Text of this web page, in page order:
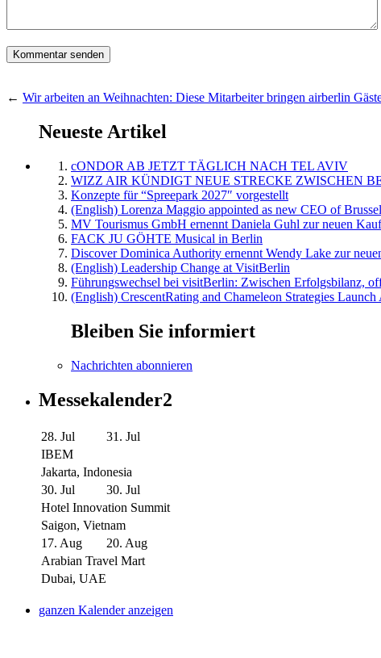
← Wir arbeiten an Weihnachten: Diese Mitarbeiter bringen airberlin
Neueste Artikel
cONDOR AB JETZT TÄGLICH NACH TEL AVIV
WIZZ AIR KÜNDIGT NEUE STRECKE ZWISCHEN
Konzepte für “Spreepark 2027″ vorgestellt
(English) Lorenza Maggio appointed as new CEO of
MV Tourismus GmbH ernennt Daniela Guhl zur neuen
FACK JU GÖHTE Musical in Berlin
Discover Dominica Authority ernennt Wendy Lake zur
(English) Leadership Change at VisitBerlin
Führungswechsel bei visitBerlin: Zwischen Erfolgsbilanz,
(English) CrescentRating and Chameleon Strategies
Bleiben Sie informiert
Nachrichten abonnieren
Messekalender2
28. Jul
31. Jul
IBEM
Jakarta, Indonesia
30. Jul
30. Jul
Hotel Innovation Summit
Saigon, Vietnam
17. Aug
20. Aug
Arabian Travel Mart
Dubai, UAE
ganzen Kalender anzeigen